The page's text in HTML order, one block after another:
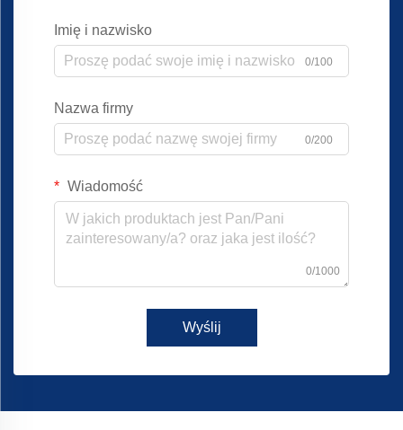
Imię i nazwisko
0/100
Nazwa firmy
0/200
Wiadomość
0/1000
Wyślij